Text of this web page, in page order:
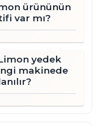
ürününün
var mı?
yedek
makinede